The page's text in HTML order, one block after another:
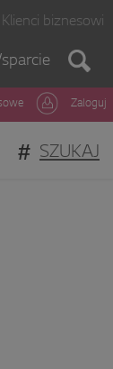
Klienci biznesowi
Zaloguj
# SZUKAJ